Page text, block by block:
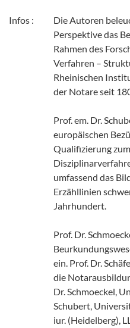
Infos :
Die Autoren
Perspektive das
Rahmen des
Verfahren –
Rheinischen
der Notare seit
Prof. em. Dr.
europäischen
Qualifizierung
umfassend das
Erzähllinien
Jahrhundert.
Prof. Dr.
ein. Prof. Dr.
die
Dr. Schmoeckel,
Schubert,
iur. (Heidelberg),